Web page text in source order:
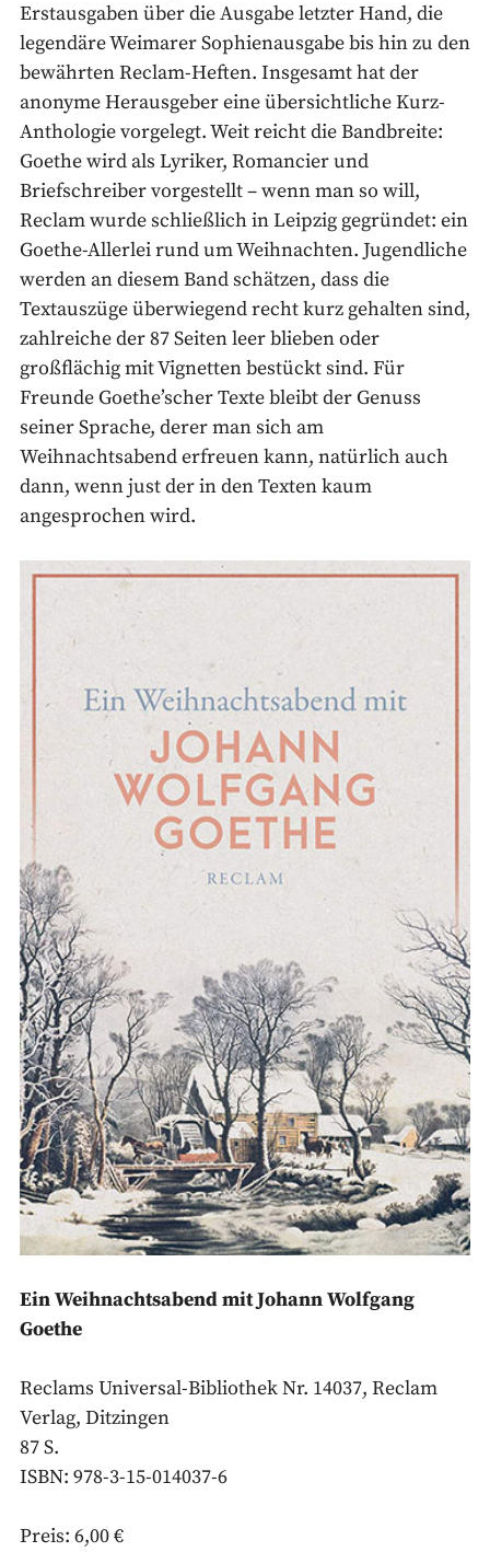
Erstausgaben über die Ausgabe letzter Hand, die
legendäre Weimarer Sophienausgabe bis hin zu den
bewährten Reclam-Heften. Insgesamt hat der
anonyme Herausgeber eine übersichtliche Kurz-
Anthologie vorgelegt. Weit reicht die Bandbreite:
Goethe wird als Lyriker, Romancier und
Briefschreiber vorgestellt – wenn man so will,
Reclam wurde schließlich in Leipzig gegründet: ein
Goethe-Allerlei rund um Weihnachten. Jugendliche
werden an diesem Band schätzen, dass die
Textauszüge überwiegend recht kurz gehalten sind,
zahlreiche der 87 Seiten leer blieben oder
großflächig mit Vignetten bestückt sind. Für
Freunde Goethe’scher Texte bleibt der Genuss
seiner Sprache, derer man sich am
Weihnachtsabend erfreuen kann, natürlich auch
dann, wenn just der in den Texten kaum
angesprochen wird.
Ein Weihnachtsabend mit Johann Wolfgang
Goethe
Reclams Universal-Bibliothek Nr. 14037, Reclam
Verlag, Ditzingen
87 S.
ISBN: 978-3-15-014037-6
Preis: 6,00 €